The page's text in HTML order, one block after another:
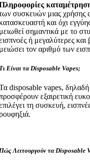
συσκευών μιας χρήσης
και όχι
σημαντικά με το
ή μεγαλύτερες
τον αριθμό των
Είναι τα Disposable Vapes;
disposable vapes, δηλαδή
εξαιρετική
τη συσκευή,
Λειτουργούν τα Disposable